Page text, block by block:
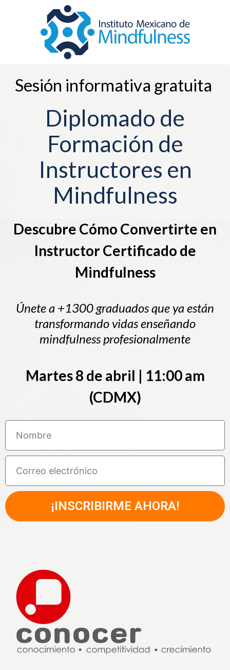
Sesión informativa gratuita
Diplomado de
Formación de
Instructores en
Mindfulness
Descubre Cómo Convertirte en
Instructor Certificado de
Mindfulness
Únete a +1300 graduados que ya están
transformando vidas enseñando
mindfulness profesionalmente
Martes 8 de abril | 11:00 am
(CDMX)
¡INSCRIBIRME AHORA!